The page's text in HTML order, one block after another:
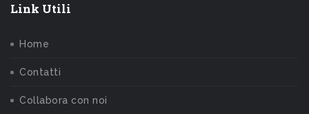
Link Utili
Home
Contatti
Collabora con noi